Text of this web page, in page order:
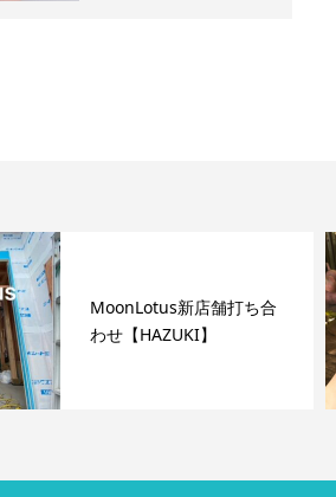
MoonLotus新店舗打ち合
わせ【HAZUKI】